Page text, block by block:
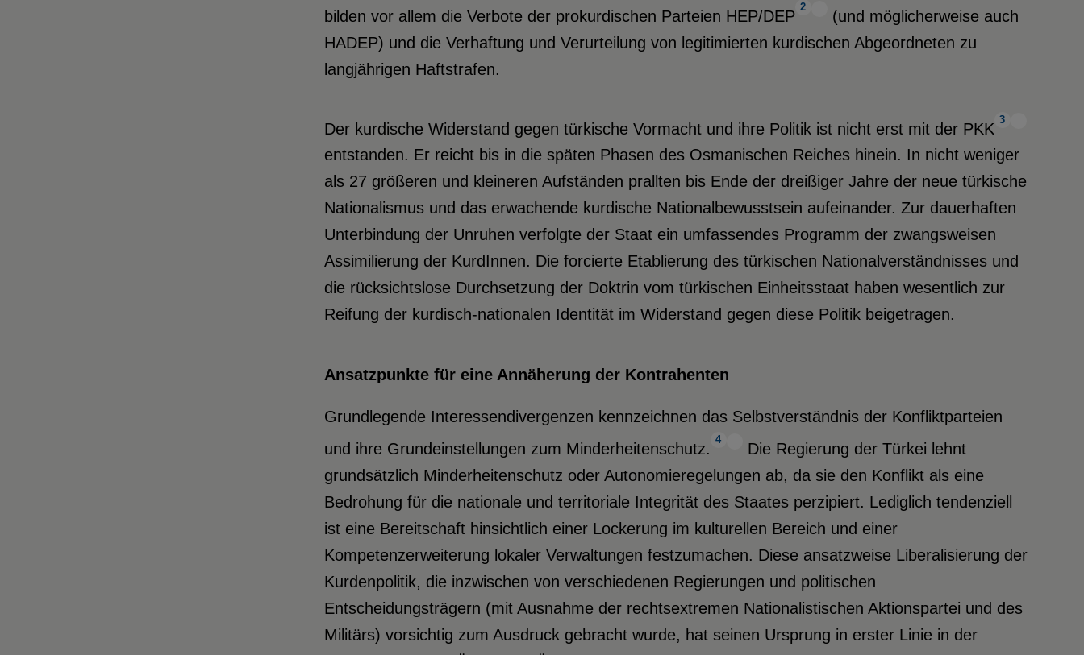
bilden vor allem die Verbote der prokurdischen Parteien HEP/DEP
2
(und möglicherweise auch
HADEP) und die Verhaftung und Verurteilung von legitimierten kurdischen Abgeordneten zu
langjährigen Haftstrafen.
Der kurdische Widerstand gegen türkische Vormacht und ihre Politik ist nicht erst mit der PKK
3
entstanden. Er reicht bis in die späten Phasen des Osmanischen Reiches hinein. In nicht weniger
als 27 größeren und kleineren Aufständen prallten bis Ende der dreißiger Jahre der neue türkische
Nationalismus und das erwachende kurdische Nationalbewusstsein aufeinander. Zur dauerhaften
Unterbindung der Unruhen verfolgte der Staat ein umfassendes Programm der zwangsweisen
Assimilierung der KurdInnen. Die forcierte Etablierung des türkischen Nationalverständnisses und
die rücksichtslose Durchsetzung der Doktrin vom türkischen Einheitsstaat haben wesentlich zur
Reifung der kurdisch-nationalen Identität im Widerstand gegen diese Politik beigetragen.
Ansatzpunkte für eine Annäherung der Kontrahenten
Grundlegende Interessendivergenzen kennzeichnen das Selbstverständnis der Konfliktparteien
und ihre Grundeinstellungen zum Minderheitenschutz.
4
Die Regierung der Türkei lehnt
grundsätzlich Minderheitenschutz oder Autonomieregelungen ab, da sie den Konflikt als eine
Bedrohung für die nationale und territoriale Integrität des Staates perzipiert. Lediglich tendenziell
ist eine Bereitschaft hinsichtlich einer Lockerung im kulturellen Bereich und einer
Kompetenzerweiterung lokaler Verwaltungen festzumachen. Diese ansatzweise Liberalisierung der
Kurdenpolitik, die inzwischen von verschiedenen Regierungen und politischen
Entscheidungsträgern (mit Ausnahme der rechtsextremen Nationalistischen Aktionspartei und des
Militärs) vorsichtig zum Ausdruck gebracht wurde, hat seinen Ursprung in erster Linie in der